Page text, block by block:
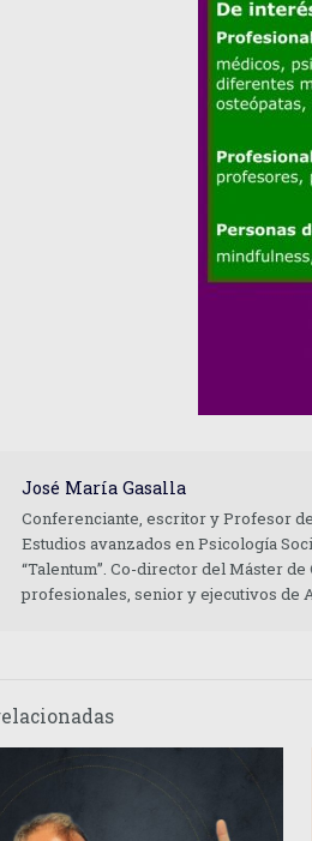
José María Gasalla
Conferenciante, escritor y Profesor
Estudios avanzados en Psicología
“Talentum”. Co-director del Máster
profesionales, senior y ejecutivos de